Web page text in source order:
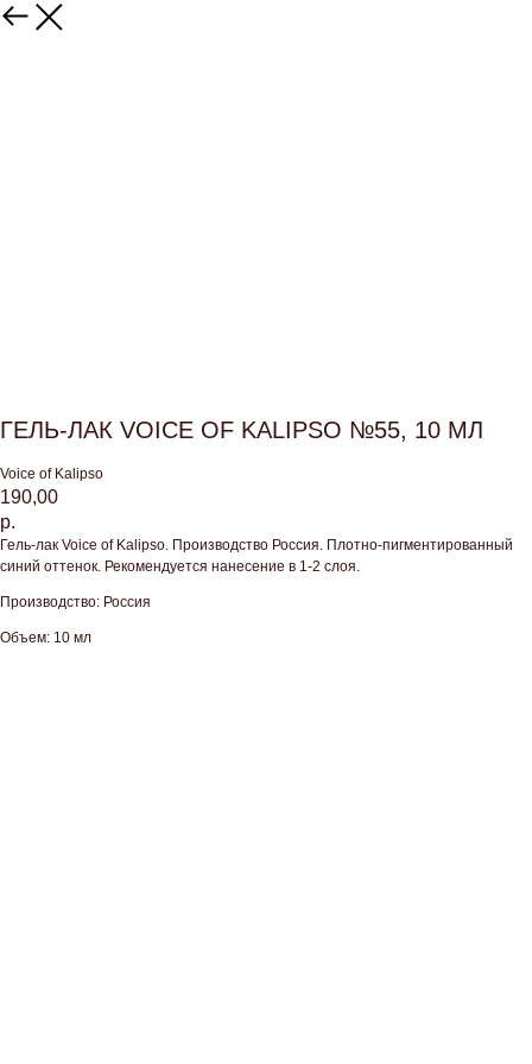
ГЕЛЬ-ЛАК VOICE OF KALIPSO №55, 10 МЛ
Voice of Kalipso
190,00
р.
Гель-лак Voice of Kalipso. Производство Россия. Плотно-пигментированный
синий оттенок. Рекомендуется нанесение в 1-2 слоя.
Производство: Россия
Объем: 10 мл